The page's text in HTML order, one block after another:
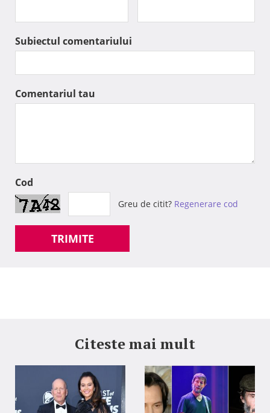
Subiectul comentariului
Comentariul tau
Cod
Greu de citit? Regenerare cod
TRIMITE
Citeste mai mult